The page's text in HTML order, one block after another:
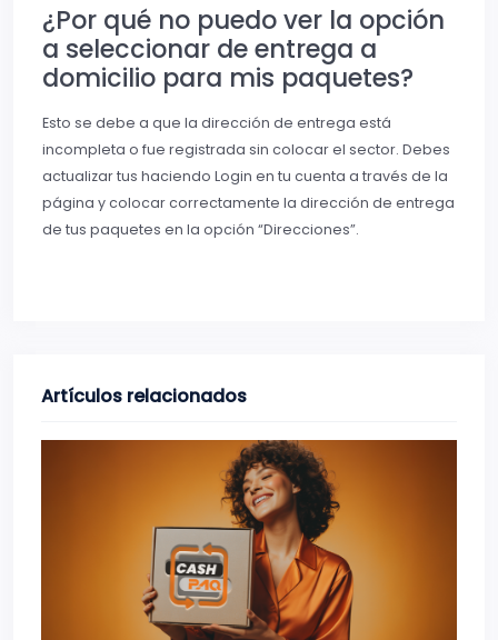
¿Por qué no puedo ver la opción
a seleccionar de entrega a
domicilio para mis paquetes?
Esto se debe a que la dirección de entrega está
incompleta o fue registrada sin colocar el sector. Debes
actualizar tus haciendo Login en tu cuenta a través de la
página y colocar correctamente la dirección de entrega
de tus paquetes en la opción “Direcciones”.
Artículos relacionados